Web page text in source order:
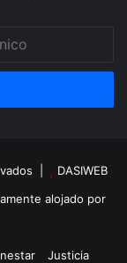
|
DASIWEB
alojado por
Justicia